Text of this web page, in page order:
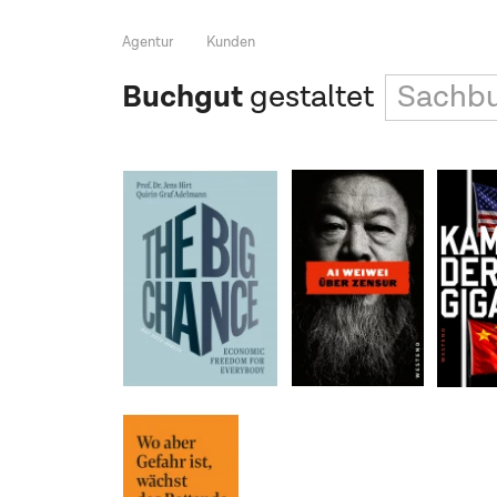
Agentur Kunden
Buchgutgestaltet